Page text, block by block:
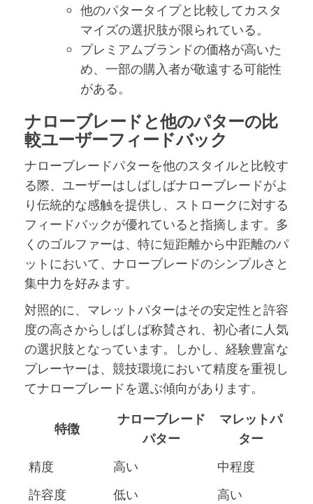
他のパタータイプと比較してカスタ
マイズの選択肢が限られている。
プレミアムブランドの価格が高いた
め、一部の購入者が敬遠する可能性
がある。
ナローブレードと他のパターの比
較ユーザーフィードバック
ナローブレードパターを他のスタイルと比較す
る際、ユーザーはしばしばナローブレードがよ
り伝統的な感触を提供し、ストロークに対する
フィードバックが優れていると指摘します。多
くのゴルファーは、特に短距離から中距離のパ
ットにおいて、ナローブレードのシンプルさと
集中力を好みます。
対照的に、マレットパターはその安定性と許容
度の高さからしばしば称賛され、初心者に人気
の選択肢となっています。しかし、経験豊富な
プレーヤーは、競技環境において精度を重視し
てナローブレードを選ぶ傾向があります。
特徴
ナローブレード
パター
マレットパ
ター
精度
高い
中程度
許容度
低い
高い